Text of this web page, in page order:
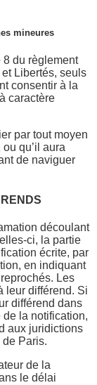
mineures
8 du règlement
Libertés, seuls
consentir à la
caractère
par tout moyen
qu’il aura
de naviguer
découlant
ci, la partie
écrite, par
en indiquant
Les
leur différend. Si
différend dans
de la notification,
aux juridictions
de Paris.
de la
le délai